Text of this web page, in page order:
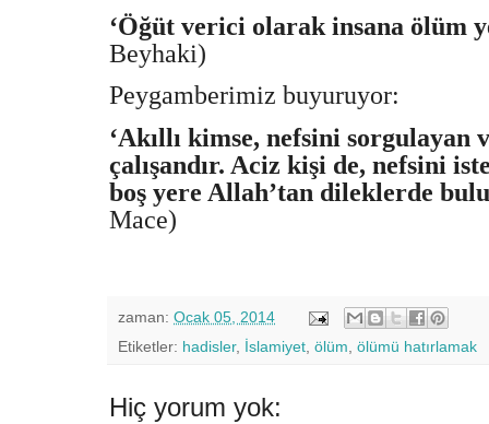
‘Öğüt verici olarak insana ölüm
Beyhaki)
Peygamberimiz buyuruyor:
‘Akıllı kimse, nefsini sorgulayan
çalışandır. Aciz kişi de, nefsini
boş yere Allah’tan dileklerde
Mace)
zaman: Ocak 05, 2014
Etiketler: hadisler, İslamiyet, ölüm, ölümü hatırlamak
Hiç yorum yok: